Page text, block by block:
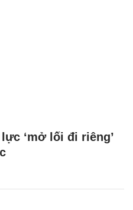
‘mở lối đi riêng’